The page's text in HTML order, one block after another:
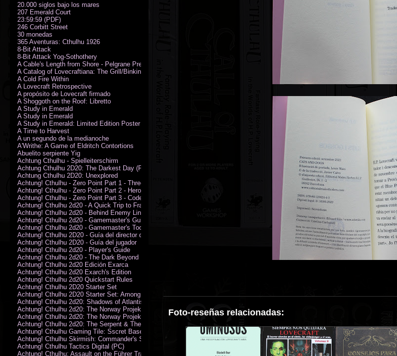
Foto-reseñas relacionadas:
20.000 siglos bajo los mares
207 Emerald Court
23:59:59 (PDF)
246 Corbitt Street
30 monedas
365 Aventuras: Cthulhu 1926
8-Bit Attack
8-Bit Attack Yog-Sothothery
A Cable's Length from Shore - Pelgrane Press' FreeRPG 2018 (PDF)
A Catalog of Lovecraftiana: The Grill/Binkin Collection
A Cold Fire Within
A Lovecraft Retrospective
A propósito de Lovecraft firmado
A Shoggoth on the Roof: Libretto
A Study in Emerald
A Study in Emerald
A Study in Emerald: Limited Edition Poster (Neil Gaiman)
A Time to Harvest
A un segundo de la medianoche
A'Writhe: A Game of Eldritch Contortions
Abuelito serpiente Yig
Achtung Cthulhu - Spielleiterschirm
Achtung Cthulhu 2D20: The Darkest Day (PDF)
Achtung Cthulhu 2D20: Unexplored
Achtung! Cthulhu - Zero Point Part 1 - Three Kings
Achtung! Cthulhu - Zero Point Part 2 - Heroes of the Sea
Achtung! Cthulhu - Zero Point Part 3 - Code of Honour (PDF)
Achtung! Cthulhu 2d20 - A Quick Trip to France (PDF)
Achtung! Cthulhu 2d20 - Behind Enemy Lines
Achtung! Cthulhu 2d20 - Gamemaster's Guide
Achtung! Cthulhu 2d20 - Gamemaster's Toolkit
Achtung! Cthulhu 2D20 - Guía del director de juego
Achtung! Cthulhu 2D20 - Guía del jugador
Achtung! Cthulhu 2d20 - Player's Guide
Achtung! Cthulhu 2d20 - The Dark Beyond
Achtung! Cthulhu 2d20 Edición Exarca
Achtung! Cthulhu 2d20 Exarch's Edition
Achtung! Cthulhu 2d20 Quickstart Rules
Achtung! Cthulhu 2D20 Starter Set
Achtung! Cthulhu 2D20 Starter Set: Among the Wolves (PDF)
Achtung! Cthulhu 2d20: Shadows of Atlantis
Achtung! Cthulhu 2d20: The Norway Projekt
Achtung! Cthulhu 2d20: The Norway Projekt (PDF)
Achtung! Cthulhu 2d20: The Serpent & The Sands
Achtung! Cthulhu Gaming Tile: Sscret Base & Icy Ruins
Achtung! Cthulhu Skirmish: Commander's Set
Achtung! Cthulhu Tactics Digital (PC)
Achtung! Cthulhu: Assault on the Führer Train